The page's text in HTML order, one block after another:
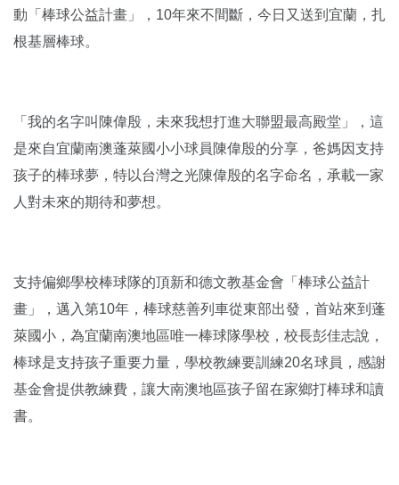
動「棒球公益計畫」，10年來不間斷，今日又送到宜蘭，扎
根基層棒球。
「我的名字叫陳偉殷，未來我想打進大聯盟最高殿堂」，這
是來自宜蘭南澳蓬萊國小小球員陳偉殷的分享，爸媽因支持
孩子的棒球夢，特以台灣之光陳偉殷的名字命名，承載一家
人對未來的期待和夢想。
支持偏鄉學校棒球隊的頂新和德文教基金會「棒球公益計
畫」，邁入第10年，棒球慈善列車從東部出發，首站來到蓬
萊國小，為宜蘭南澳地區唯一棒球隊學校，校長彭佳志說，
棒球是支持孩子重要力量，學校教練要訓練20名球員，感謝
基金會提供教練費，讓大南澳地區孩子留在家鄉打棒球和讀
書。